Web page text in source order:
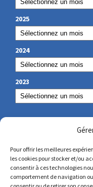
Pour offrir les meilleures
les cookies pour stocker et/ou
consentir à ces technologies
comportement de navigation
2025
2024
2023
NUESTROS